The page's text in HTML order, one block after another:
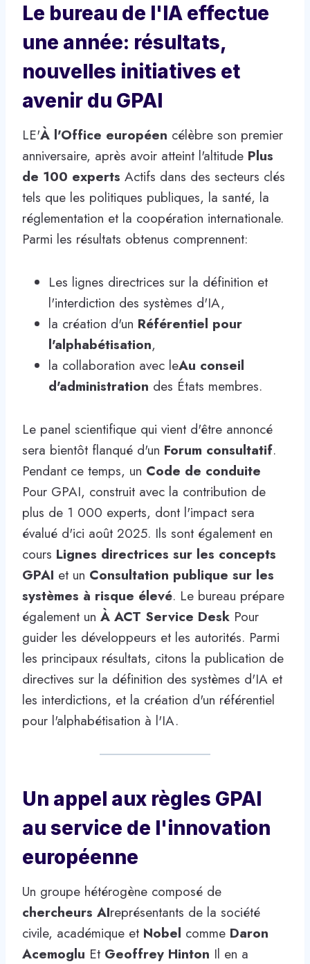
Le bureau de l'IA effectue
une année: résultats,
nouvelles initiatives et
avenir du GPAI
LE'À l'Office européen célèbre son premier
anniversaire, après avoir atteint l'altitude Plus
de 100 experts Actifs dans des secteurs clés
tels que les politiques publiques, la santé, la
réglementation et la coopération internationale.
Parmi les résultats obtenus comprennent:
Les lignes directrices sur la définition et
l'interdiction des systèmes d'IA,
la création d'un Référentiel pour
l'alphabétisation,
la collaboration avec leAu conseil
d'administration des États membres.
Le panel scientifique qui vient d'être annoncé
sera bientôt flanqué d'un Forum consultatif.
Pendant ce temps, un Code de conduite
Pour GPAI, construit avec la contribution de
plus de 1 000 experts, dont l'impact sera
évalué d'ici août 2025. Ils sont également en
cours Lignes directrices sur les concepts
GPAI et un Consultation publique sur les
systèmes à risque élevé. Le bureau prépare
également un À ACT Service Desk Pour
guider les développeurs et les autorités. Parmi
les principaux résultats, citons la publication de
directives sur la définition des systèmes d'IA et
les interdictions, et la création d'un référentiel
pour l'alphabétisation à l'IA.
Un appel aux règles GPAI
au service de l'innovation
européenne
Un groupe hétérogène composé de
chercheurs AIreprésentants de la société
civile, académique et Nobel comme Daron
Acemoglu Et Geoffrey Hinton Il en a